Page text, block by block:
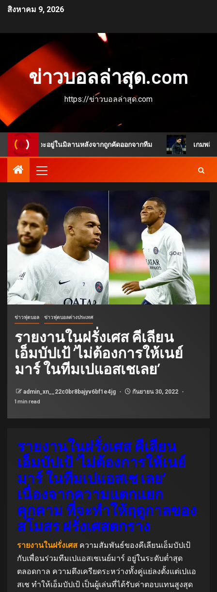
สิงหาคม 9, 2026
ข่าวบอลล่าสุด.com
https://ข่าวบอลล่าสุด.com
มือนจะอยู่ในมิลานหลังจากถูกคัดออกจากทีม เกมพลิกชัดเจน
ข่าวฟุตบอล ข่าวฟุตบอลต่างประเทศ
รายงานในฝรั่งเศส คีเลียน
เอ็มบัปเป้ ‘ไม่ต้องการให้เนย์
มาร์ ในทีมเปแอสเชเลย’
admin_xn__22c0br8bajyv6bf1e4jg
กันยายน 30, 2022
1 min read
รายงานในฝรั่งเศส คีเลียน
เอ็มบัปเป้ ‘ไม่ต้องการให้เนย์
มาร์ ในทีมเปแอสเช เลย’
เนื่องจากความแตกแยก
คุกคาม ที่จะทำให้ฤดูกาลของ
สโมสร ฝรั่งเศสตกราง
รายงานในฝรั่งเศส ความสัมพันธ์ของคีเลียนเอ็มบัปเป้
กับเพื่อนร่วมทีมเปแอสเชเนย์มาร์ อยู่ในระดับต่ำสุด
ตลอดกาล ความตึงเครียดระหว่างทั้งคู่แย่ลงตั้งแต่เปแอ
สเช ทำให้เอ็มบัปเป้ เป็นผู้เล่นที่ได้รับค่าตอบแทนสูงสุด